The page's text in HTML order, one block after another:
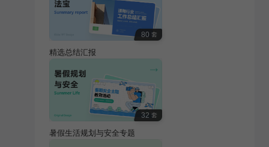
80 套
精选总结汇报
32 套
暑假生活规划与安全专题